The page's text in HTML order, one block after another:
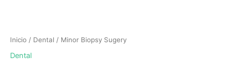
Inicio / Dental / Minor Biopsy Sugery
Dental